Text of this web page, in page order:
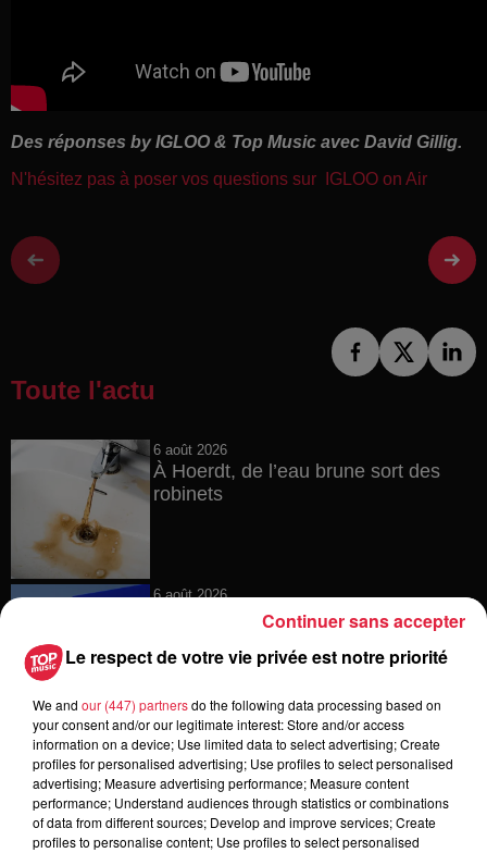
Des réponses by IGLOO & Top Music avec David Gillig.
N'hésitez pas à poser vos questions sur IGLOO on Air
Toute l'actu
6 août 2026
À Hoerdt, de l’eau brune sort des
robinets
6 août 2026
Tags antisémites à Strasbourg :
6 août 2026
Au zoo de Mulhouse : rencontre
avec les flamants rouges
Le respect de votre vie privée est notre priorité
We and our (447) partnersdo the following data processing based on
your consent and/or our legitimate interest: Store and/or access
information on a device; Use limited data to select advertising; Create
profiles for personalised advertising; Use profiles to select personalised
advertising; Measure advertising performance; Measure content
performance; Understand audiences through statistics or combinations
of data from different sources; Develop and improve services; Create
profiles to personalise content; Use profiles to select personalised
Continuer sans accepter